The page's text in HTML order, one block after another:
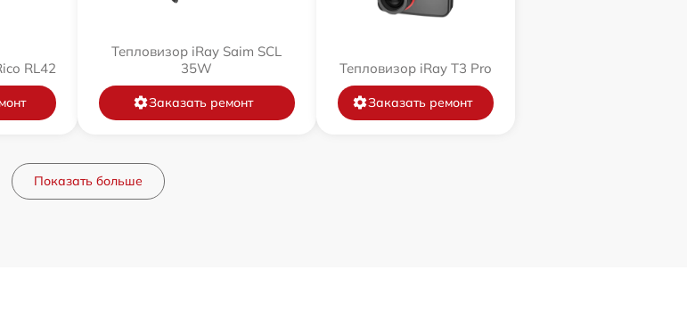
RL42
Тепловизор iRay Saim SCL
35W
Заказать ремонт
Тепловизор iRay T3 Pro
Заказать ремонт
Показать больше